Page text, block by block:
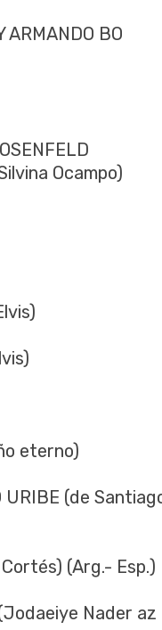
ARMANDO BO
Ocampo)
eterno)
URIBE (de
(Arg.- Esp.)
Nader az